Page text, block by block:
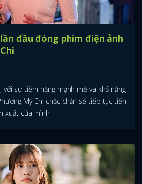
đầu đóng phim điện ảnh
với sự tiềm năng mạnh mẽ và khả năng
Mỹ Chi chắc chắn sẽ tiếp tục tiến
xuất của mình